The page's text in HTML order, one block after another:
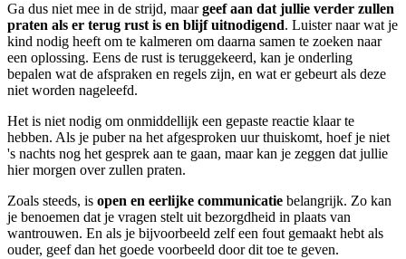
Ga dus niet mee in de strijd, maargeef aan dat jullie verder zullen
praten als er terug rust is en blijf uitnodigend. Luister naar wat je
kind nodig heeft om te kalmeren om daarna samen te zoeken naar
een oplossing. Eens de rust is teruggekeerd, kan je onderling
bepalen wat de afspraken en regels zijn, en wat er gebeurt als deze
niet worden nageleefd.
Het is niet nodig om onmiddellijk een gepaste reactie klaar te
hebben. Als je puber na het afgesproken uur thuiskomt, hoef je niet
's nachts nog het gesprek aan te gaan, maar kan je zeggen dat jullie
hier morgen over zullen praten.
Zoals steeds, is open en eerlijke communicatie belangrijk. Zo kan
je benoemen dat je vragen stelt uit bezorgdheid in plaats van
wantrouwen. En als je bijvoorbeeld zelf een fout gemaakt hebt als
ouder, geef dan het goede voorbeeld door dit toe te geven.